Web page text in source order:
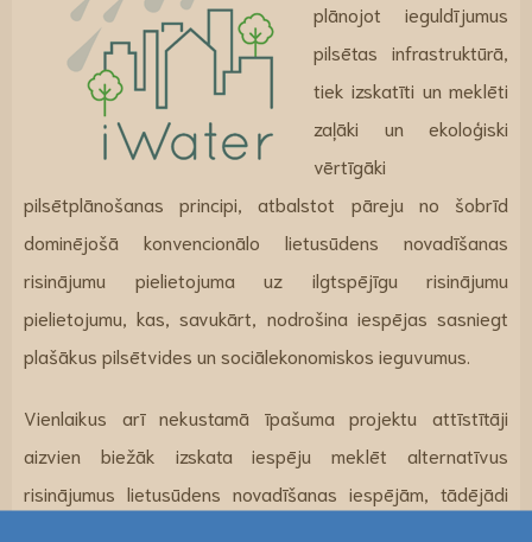
plānojot ieguldījumus
pilsētas infrastruktūrā,
tiek izskatīti un meklēti
zaļāki un ekoloģiski
vērtīgāki
pilsētplānošanas principi, atbalstot pāreju no šobrīd
dominējošā konvencionālo lietusūdens novadīšanas
risinājumu pielietojuma uz ilgtspējīgu risinājumu
pielietojumu, kas, savukārt, nodrošina iespējas sasniegt
plašākus pilsētvides un sociālekonomiskos ieguvumus.
Vienlaikus arī nekustamā īpašuma projektu attīstītāji
aizvien biežāk izskata iespēju meklēt alternatīvus
risinājumus lietusūdens novadīšanas iespējām, tādējādi